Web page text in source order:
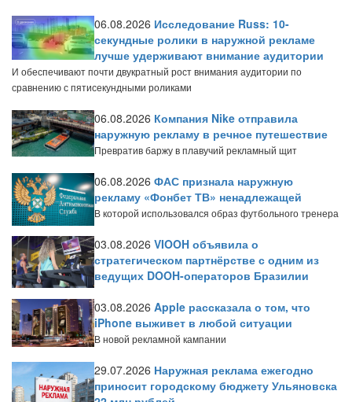
06.08.2026 Исследование Russ: 10-
секундные ролики в наружной рекламе
лучше удерживают внимание аудитории
И обеспечивают почти двукратный рост внимания аудитории по
сравнению с пятисекундными роликами
06.08.2026 Компания Nike отправила
наружную рекламу в речное путешествие
Превратив баржу в плавучий рекламный щит
06.08.2026 ФАС признала наружную
рекламу «Фонбет ТВ» ненадлежащей
В которой использовался образ футбольного тренера
03.08.2026 VIOOH объявила о
стратегическом партнёрстве с одним из
ведущих DOOH-операторов Бразилии
03.08.2026 Apple рассказала о том, что
iPhone выживет в любой ситуации
В новой рекламной кампании
29.07.2026 Наружная реклама ежегодно
приносит городскому бюджету Ульяновска